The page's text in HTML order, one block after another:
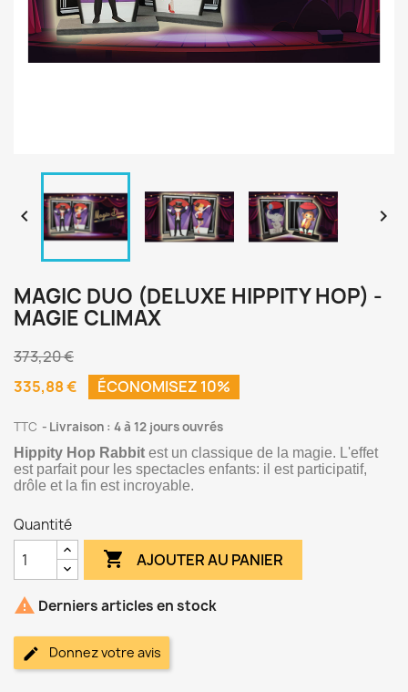
 
MAGIC DUO (DELUXE HIPPITY HOP) -
MAGIE CLIMAX
373,20 €
335,88 €
ÉCONOMISEZ 10%
TTC Livraison : 4 à 12 jours ouvrés
Hippity Hop Rabbit est un classique de la magie. L'effet
est parfait pour les spectacles enfants: il est participatif,
drôle et la fin est incroyable.
Quantité
 AJOUTER AU PANIER
 Derniers articles en stock
Donnez votre avis